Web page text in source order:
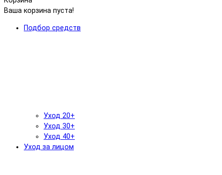
Ваша корзина пуста!
Подбор средств
Уход 20+
Уход 30+
Уход 40+
Уход за лицом